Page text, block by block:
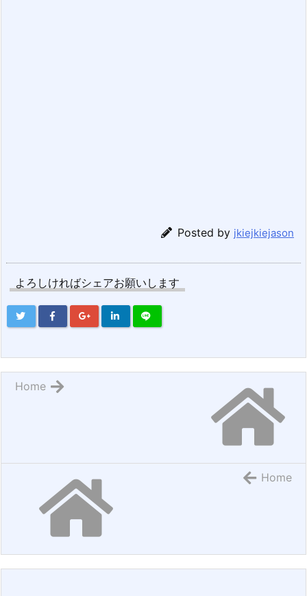
Posted by jkiejkiejason
よろしければシェアお願いします
Home
Home